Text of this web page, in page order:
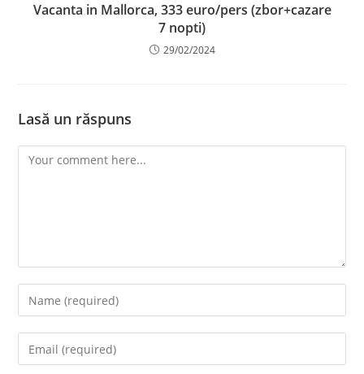
Vacanta in Mallorca, 333 euro/pers (zbor+cazare
7 nopti)
29/02/2024
Lasă un răspuns
Comment
Enter
your
name
Enter
your